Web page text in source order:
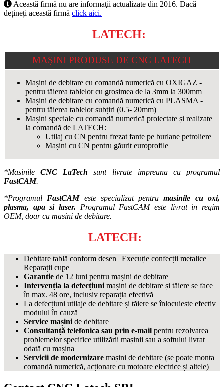
Această firmă nu are informaţii actualizate din 2016. Dacă
dețineți această firmă click aici.
LATECH:
MAȘINI PRODUSE DE CNC LATECH
Mașini de debitare cu comandă numerică cu OXIGAZ -
pentru tăierea tablelor cu grosimea de la 3mm la 300mm
Mașini de debitare cu comandă numerică cu PLASMA -
pentru tăierea tablelor subțiri (0.5- 20mm)
Mașini speciale cu comandă numerică proiectate și realizate
la comandă de LATECH:
Utilaj cu CN pentru frezat fante pe burlane petroliere
Mașini cu CN pentru găurit europrofile
*Masinile CNC LaTech sunt livrate impreuna cu programul
FastCAM.
*ProgramulFastCAMeste specializat pentrumasinile cu oxi,
plasma, apa si laser. Programul FastCAM este livrat in regim
OEM, doar cu masini de debitare.
LATECH:
Debitare tablă conform desen | Execuție confecții metalice |
Reparații cupe
Garantie de 12 luni pentru mașini de debitare
Intervenția la defecțiuni mașini de debitare și tăiere se face
în max. 48 ore, inclusiv reparația efectivă
La defecțiuni utilaje de debitare și tăiere se înlocuieste efectiv
modulul în cauză
Service mașini de debitare
Consultanță telefonica sau prin e-mail pentru rezolvarea
problemelor specifice utilizării mașinii sau a softului livrat
odată cu mașina
Servicii de modernizare mașini de debitare (se poate monta
comandă numerică, acționare cu motoare electrice și altele)